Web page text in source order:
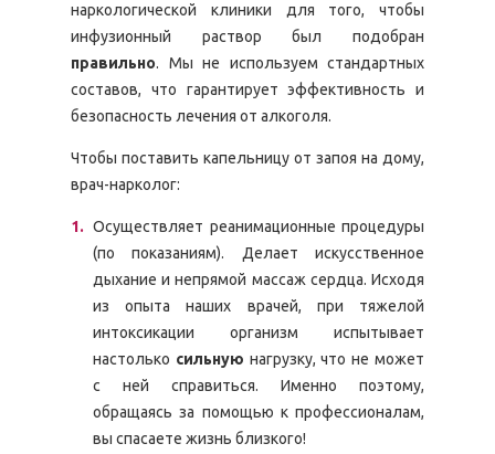
наркологической клиники для того, чтобы
инфузионный раствор был подобран
правильно. Мы не используем стандартных
составов, что гарантирует эффективность и
безопасность лечения от алкоголя.
Чтобы поставить капельницу от запоя на дому,
врач-нарколог:
Осуществляет реанимационные процедуры
(по показаниям). Делает искусственное
дыхание и непрямой массаж сердца. Исходя
из опыта наших врачей, при тяжелой
интоксикации организм испытывает
настолько сильную нагрузку, что не может
с ней справиться. Именно поэтому,
обращаясь за помощью к профессионалам,
вы спасаете жизнь близкого!